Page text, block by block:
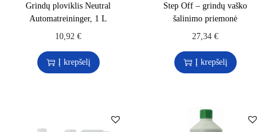
Grindų ploviklis Neutral
Automatreininger, 1 L
10,92€
Į krepšelį
Step Off – grindų vaško
šalinimo priemonė
27,34€
Į krepšelį